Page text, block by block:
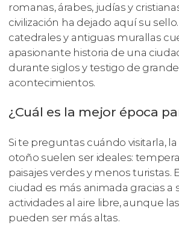
romanas, árabes, judías y
civilización ha dejado aquí su
catedrales y antiguas murallas
apasionante historia de una
durante siglos y testigo de
acontecimientos.
¿Cuál es la mejor época
Si te preguntas cuándo visitarla,
otoño suelen ser ideales:
paisajes verdes y menos turistas.
ciudad es más animada gracias a
actividades al aire libre, aunque
pueden ser más altas.